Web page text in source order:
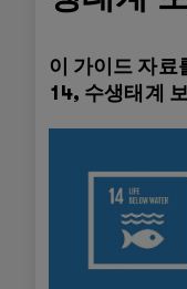
이 가이드 자료
14, 수생태계